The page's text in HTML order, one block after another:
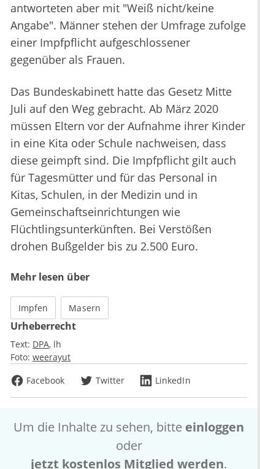
antworteten aber mit "Weiß nicht/keine
Angabe". Männer stehen der Umfrage zufolge
einer Impfpflicht aufgeschlossener
gegenüber als Frauen.
Das Bundeskabinett hatte das Gesetz Mitte
Juli auf den Weg gebracht. Ab März 2020
müssen Eltern vor der Aufnahme ihrer Kinder
in eine Kita oder Schule nachweisen, dass
diese geimpft sind. Die Impfpflicht gilt auch
für Tagesmütter und für das Personal in
Kitas, Schulen, in der Medizin und in
Gemeinschaftseinrichtungen wie
Flüchtlingsunterkünften. Bei Verstößen
drohen Bußgelder bis zu 2.500 Euro.
Mehr lesen über
Impfen Masern
Urheberrecht
Text: DPA lh
Foto: weerayut
Facebook
Twitter LinkedIn
Um die Inhalte zu sehen, bitte einloggen
oder
jetzt kostenlos Mitglied werden.